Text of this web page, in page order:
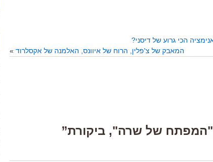
הכי גרוע של דיסני?
המאבק של צ'פלין, הרוח של איוונס, האלמנה של אקסלרוד »